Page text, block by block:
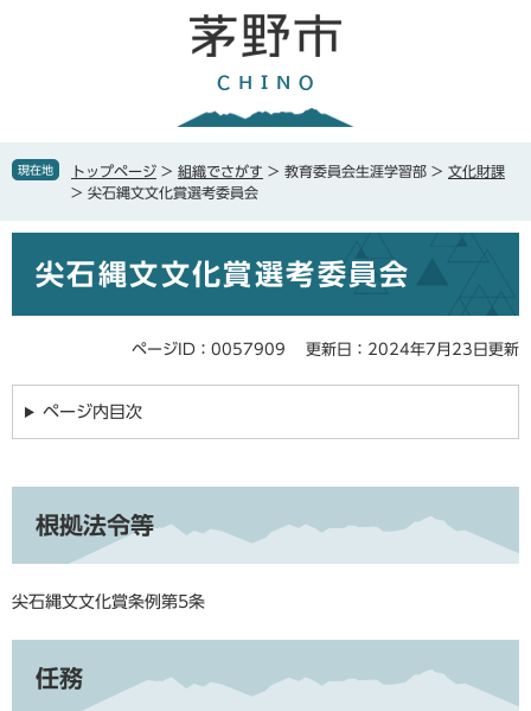
で
ば
本
現在地 トップページ > 組織でさがす > 教育委員会生涯学習部 > 文化財課
> 尖石縄文文化賞選考委員会
尖石縄文文化賞選考委員会
ページID：0057909 更新日：2024年7月23日更新
ページ内目次
根拠法令等
尖石縄文文化賞条例第5条
任務